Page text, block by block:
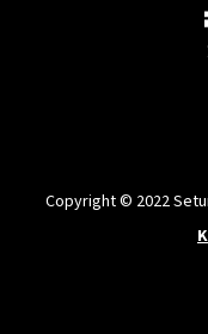
Copyright © 2022